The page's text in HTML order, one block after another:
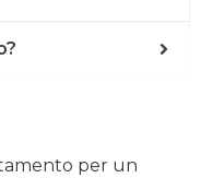
per un